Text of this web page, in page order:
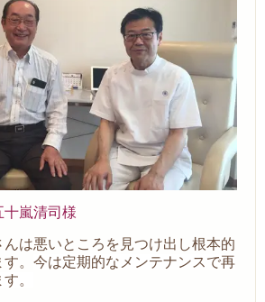
嵐清司様
は悪いところを見つけ出し根本的
。 今は定期的なメンテナンスで再
。